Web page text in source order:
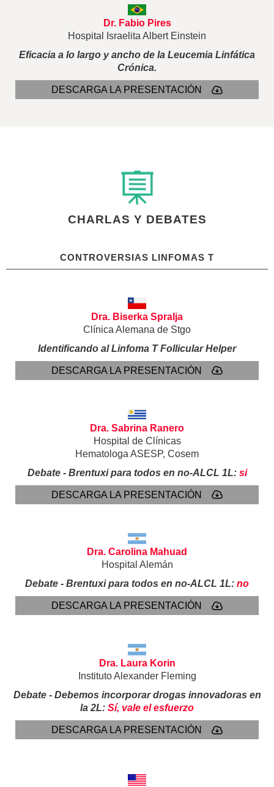
Dr. Fabio Pires
Hospital Israelita Albert Einstein
Eficacia a lo largo y ancho de la Leucemia Linfática
Crónica.
DESCARGA LA PRESENTACIÓN
CHARLAS Y DEBATES
CONTROVERSIAS LINFOMAS T
Dra. Biserka Spralja
Clínica Alemana de Stgo
Identificando al Linfoma T Follicular Helper
DESCARGA LA PRESENTACIÓN
Dra. Sabrina Ranero
Hospital de Clínicas
Hematologa ASESP, Cosem
Debate - Brentuxi para todos en no-ALCL 1L: si
DESCARGA LA PRESENTACIÓN
Dra. Carolina Mahuad
Hospital Alemán
Debate - Brentuxi para todos en no-ALCL 1L: no
DESCARGA LA PRESENTACIÓN
Dra. Laura Korin
Instituto Alexander Fleming
Debate - Debemos incorporar drogas innovadoras en
la 2L: Sí, vale el esfuerzo
DESCARGA LA PRESENTACIÓN